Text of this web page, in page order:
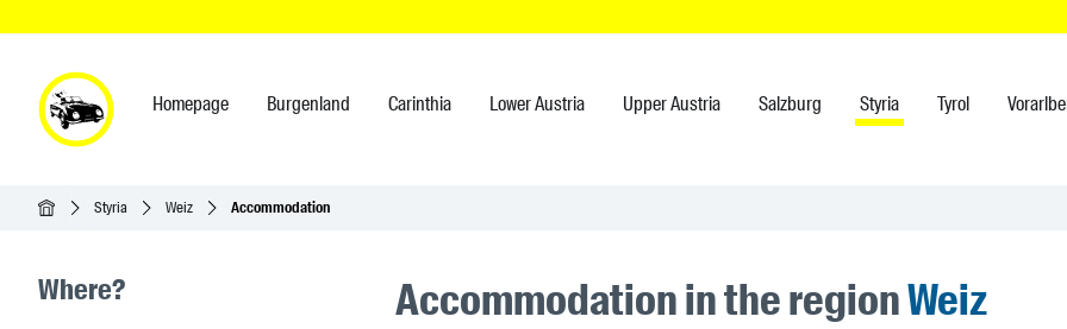
Homepage Burgenland Carinthia Lower Austria Upper Austria Salzburg Styria Tyrol
Homepage
Styria Weiz Accommodation
Seitenleisten-Navigation
Where? Accommodation in the regionWeiz